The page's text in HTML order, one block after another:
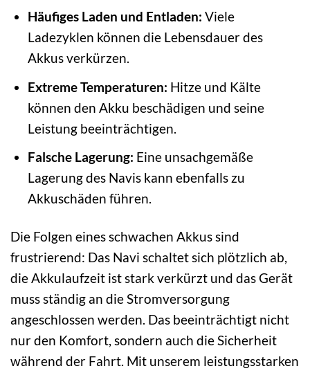
Häufiges Laden und Entladen: Viele
Ladezyklen können die Lebensdauer des
Akkus verkürzen.
Extreme Temperaturen: Hitze und Kälte
können den Akku beschädigen und seine
Leistung beeinträchtigen.
Falsche Lagerung: Eine unsachgemäße
Lagerung des Navis kann ebenfalls zu
Akkuschäden führen.
Die Folgen eines schwachen Akkus sind
frustrierend: Das Navi schaltet sich plötzlich ab,
die Akkulaufzeit ist stark verkürzt und das Gerät
muss ständig an die Stromversorgung
angeschlossen werden. Das beeinträchtigt nicht
nur den Komfort, sondern auch die Sicherheit
während der Fahrt. Mit unserem leistungsstarken